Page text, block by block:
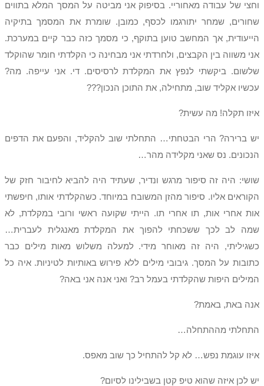
וחצי של עבודה מאחוריי. בסיפוק אני מביטה על המסך המלא בתווים
שחורים, שמחר יתורגמו לכסף, כמובן. שומרת את המסמך בתיקיה
הייעודית, אך המחשב טוען בתוקף, כי מסמך כזה כבר קיים במערכת.
אני משווה בין הקבצים, ולחרדתי אני מבחינה כי הקלדתי חומר שהוקלד
שלשום. ביקשתי לנפץ את המקלדת לרסיסים. די. אני עייפה. מה?
עכשיו אקליד שוב, מתחילה, את התוכן הנכון???
איזו תקלה! מה עשית?
יש ברירה? הרי הבטחתי… התחלתי שוב להקליד, והפעם את הדפים
הנכונים. נס שאני מקלידה מהר…
שושי: היה זה סיפור מרגש ונדיר, שעתיד היה להביא לחיבור חזק של
הקוראים אליו. סיפור מהזן המשובח במיוחד. כשהקלדתי אותו, חיפשתי
אות אחרי אות, תו אחרי תו. הייתי שקועה ראשי ורובי במקלדת, לא
שמה לב לכך ששכחתי להפוך את המקלדת מאנגלית לעברית…
כשגיליתי, היה זה מאוחר מידי. למעלה משלוש מאות מילים כבר
כתובות על המסך. גיבובי מילים ללא פירוש באותיות לטיניות. איה כל
המילים היפות שהקלדתי בעמל רב? ואני אנה אני באה?
אנה באת, באמת?
התחלתי מההתחלה…
איזו עוגמת נפש… לא קל להתחיל כך שוב מאפס.
יש לכן איזה שהוא טיפ קטן בשבילינו לסיום?